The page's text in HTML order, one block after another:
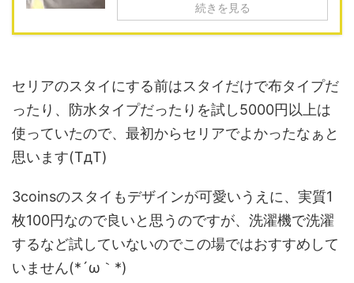
続きを見る
セリアのスタイにする前はスタイだけで布タイプだ
ったり、防水タイプだったりを試し5000円以上は
使っていたので、最初からセリアでよかったなぁと
思います(TдT)
3coinsのスタイもデザインが可愛いうえに、実質1
枚100円なので良いと思うのですが、洗濯機で洗濯
するなど試していないのでこの場ではおすすめして
いません(*´ω｀*)